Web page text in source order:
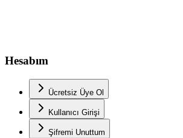
Hesabım
Ücretsiz Üye Ol
Kullanıcı Girişi
Şifremi Unuttum